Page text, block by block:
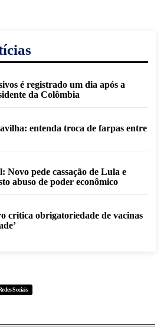
é registrado um dia após a
da Colômbia
entenda troca de farpas entre
Novo pede cassação de Lula e
abuso de poder econômico
critica obrigatoriedade de vacinas
Sociais